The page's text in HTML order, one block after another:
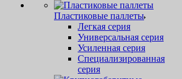
Пластиковые паллеты
Легкая серия
Универсальная серия
Усиленная серия
Специализированная
серия